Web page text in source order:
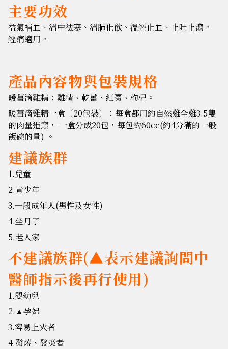
主要功效
益氣補血、溫中祛寒、溫肺化飲、溫經止血、止吐止瀉。
經痛適用。
產品內容物與包裝規格
暖薑滴雞精： 雞精、乾薑、紅棗、枸杞 。
暖薑滴雞精一盒〔20包裝〕：每盒都用約自然雞全雞3.5隻
的肉量進窯， 一盒分成20包，每包約60cc(約4分滿的一般
飯碗的量) 。
建議族群
1.兒童
2.青少年
3.一般成年人(男性及女性)
4.坐月子
5.老人家
不建議族群(▲表示建議詢問中
醫師指示後再行使用)
1.嬰幼兒
2. ▲ 孕婦
3.容易上火者
4.發燒、發炎者